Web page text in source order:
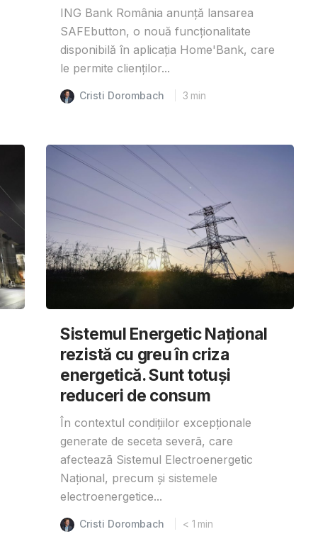
ING Bank România anunță lansarea
SAFEbutton, o nouă funcționalitate
disponibilă în aplicația Home'Bank, care
le permite clienților...
Cristi Dorombach 3 min
Sistemul Energetic Național
rezistă cu greu în criza
energetică. Sunt totuși
reduceri de consum
În contextul condițiilor excepționale
generate de seceta severã, care
afecteazã Sistemul Electroenergetic
Național, precum și sistemele
electroenergetice...
Cristi Dorombach < 1 min